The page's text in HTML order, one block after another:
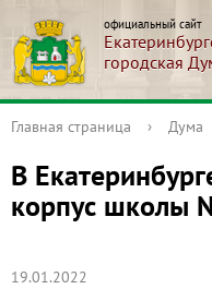
официальный сайт
городская
Главная страница › Дума
В
корпус школы
19.01.2022